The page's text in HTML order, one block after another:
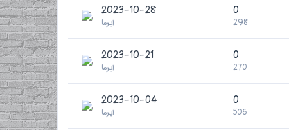
0
298
2023-10-28
ایرما
0
270
2023-10-21
ایرما
0
506
2023-10-04
ایرما